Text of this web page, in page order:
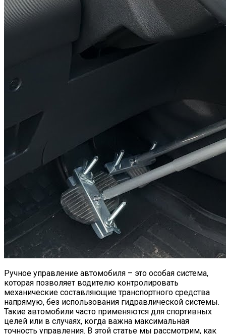
Ручное управление автомобиля – это особая система,
которая позволяет водителю контролировать
механические составляющие транспортного средства
напрямую, без использования гидравлической системы.
Такие автомобили часто применяются для спортивных
целей или в случаях, когда важна максимальная
точность управления. В этой статье мы рассмотрим, как